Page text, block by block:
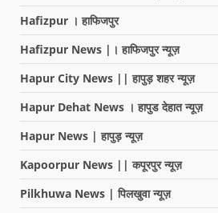
Hafizpur । हाफिजपुर
Hafizpur News |। हाफिजपुर न्यूज़
Hapur City News || हापुड़ शहर न्यूज़
Hapur Dehat News । हापुड देहात न्यूज़
Hapur News | हापुड़ न्यूज़
Kapoorpur News || कपूरपुर न्यूज़
Pilkhuwa News | पिलखुवा न्यूज़